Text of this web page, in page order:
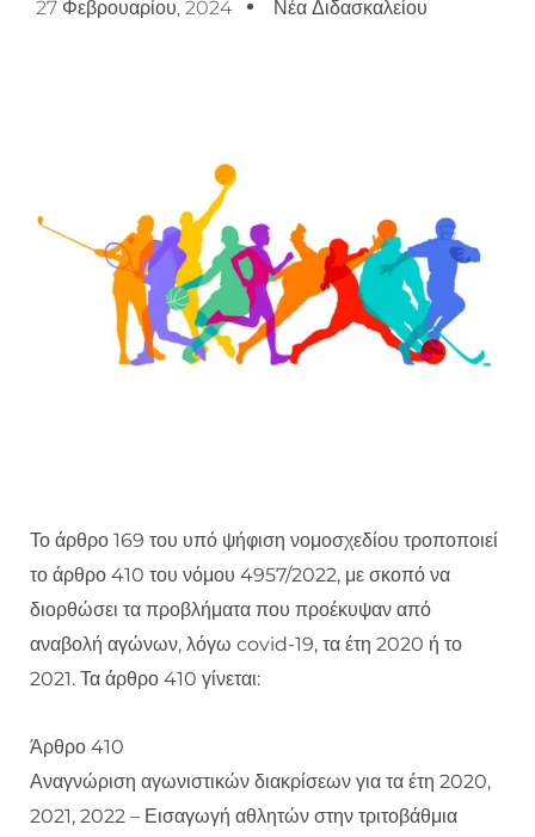
27 Φεβρουαρίου, 2024 Νέα Διδασκαλείου
Το άρθρο 169 του υπό ψήφιση νομοσχεδίου τροποποιεί
το άρθρο 410 του νόμου 4957/2022, με σκοπό να
διορθώσει τα προβλήματα που προέκυψαν από
αναβολή αγώνων, λόγω covid-19, τα έτη 2020 ή το
2021. Τα άρθρο 410 γίνεται:
Άρθρο 410
Αναγνώριση αγωνιστικών διακρίσεων για τα έτη 2020,
2021, 2022 – Εισαγωγή αθλητών στην τριτοβάθμια